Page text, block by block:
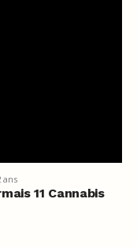
ans
11 Cannabis